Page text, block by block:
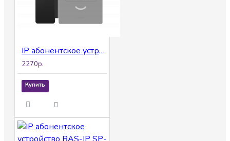
IP абонентское устройство BAS-IP SP-SP BLACK
2270р.
Купить